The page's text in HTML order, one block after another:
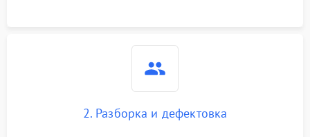
2. Разборка и дефектовка